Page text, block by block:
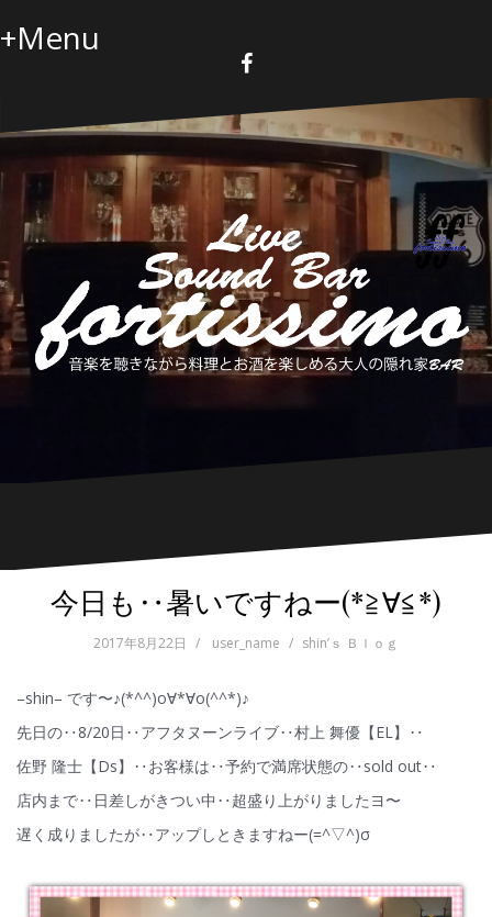
ン
へ
キ
+Menu
c
e
b
o
o
k
今日も‥暑いですねー(*≧∀≦*)
2017年8月22日 user_name shin’ｓ Ｂｌｏｇ
–shin– です〜♪(*^^)o∀*∀o(^^*)♪
先日の‥8/20日‥アフタヌーンライブ‥村上 舞優【EL】‥
佐野 隆士【Ds】‥お客様は‥予約で満席状態の‥sold out‥
店内まで‥日差しがきつい中‥超盛り上がりましたヨ〜
遅く成りましたが‥アップしときますねー(=^▽^)σ